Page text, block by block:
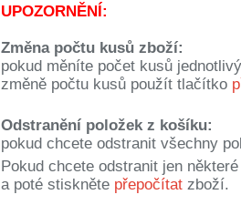
UPOZORNĚNÍ:
Změna počtu kusů zboží:
pokud měníte počet kusů
změně počtu kusů použít tlačítko
Odstranění položek z košíku:
pokud chcete odstranit všechny
Pokud chcete odstranit jen
a poté stiskněte přepočítat zboží.